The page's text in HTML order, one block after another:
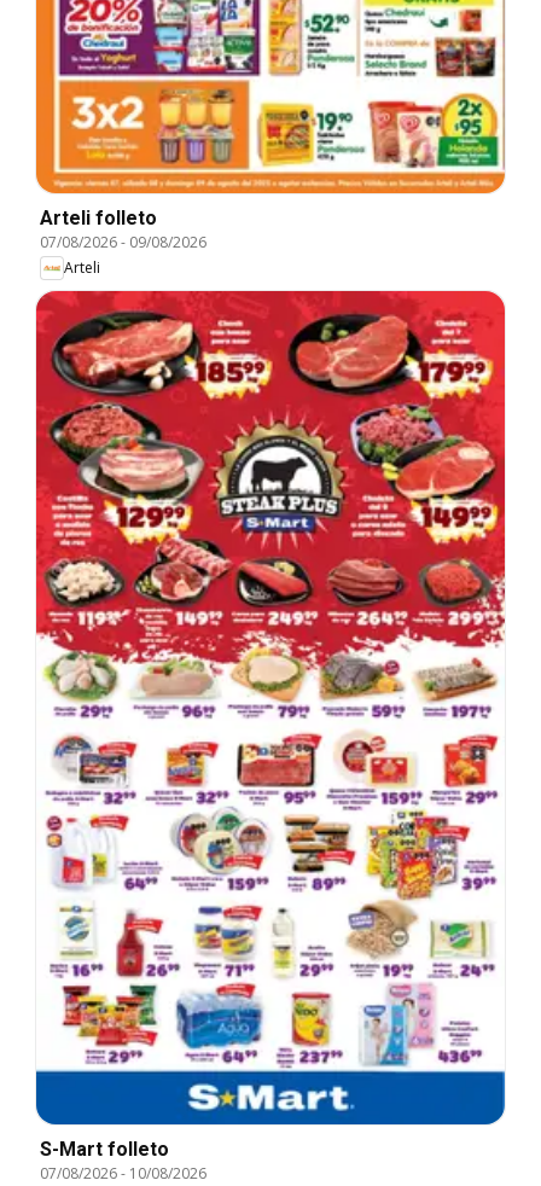
Arteli folleto
07/08/2026- 09/08/2026
Arteli
S-Mart folleto
07/08/2026- 10/08/2026